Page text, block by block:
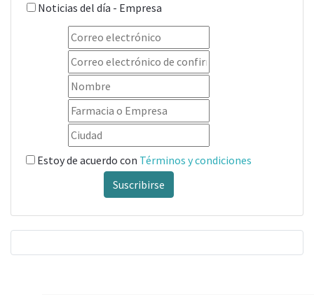
Noticias del día - Empresa
Estoy de acuerdo con Términos y condiciones
Suscribirse